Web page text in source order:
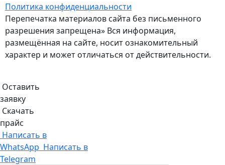
Политика конфиденциальности
Перепечатка материалов сайта без письменного
разрешения запрещена» Вся информация,
размещённая на сайте, носит ознакомительный
характер и может отличаться от действительности.
Оставить
заявку
Скачать
прайс
Написать в
WhatsApp Написать в
Telegram